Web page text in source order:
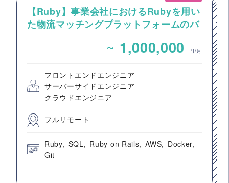
【Ruby】事業会社におけるRubyを用い
た物流マッチングプラットフォームのバ
~ 1,000,000 円/月
フロントエンドエンジニア
サーバーサイドエンジニア
クラウドエンジニア
フルリモート
Ruby SQL Ruby on Rails AWS
Docker
Git